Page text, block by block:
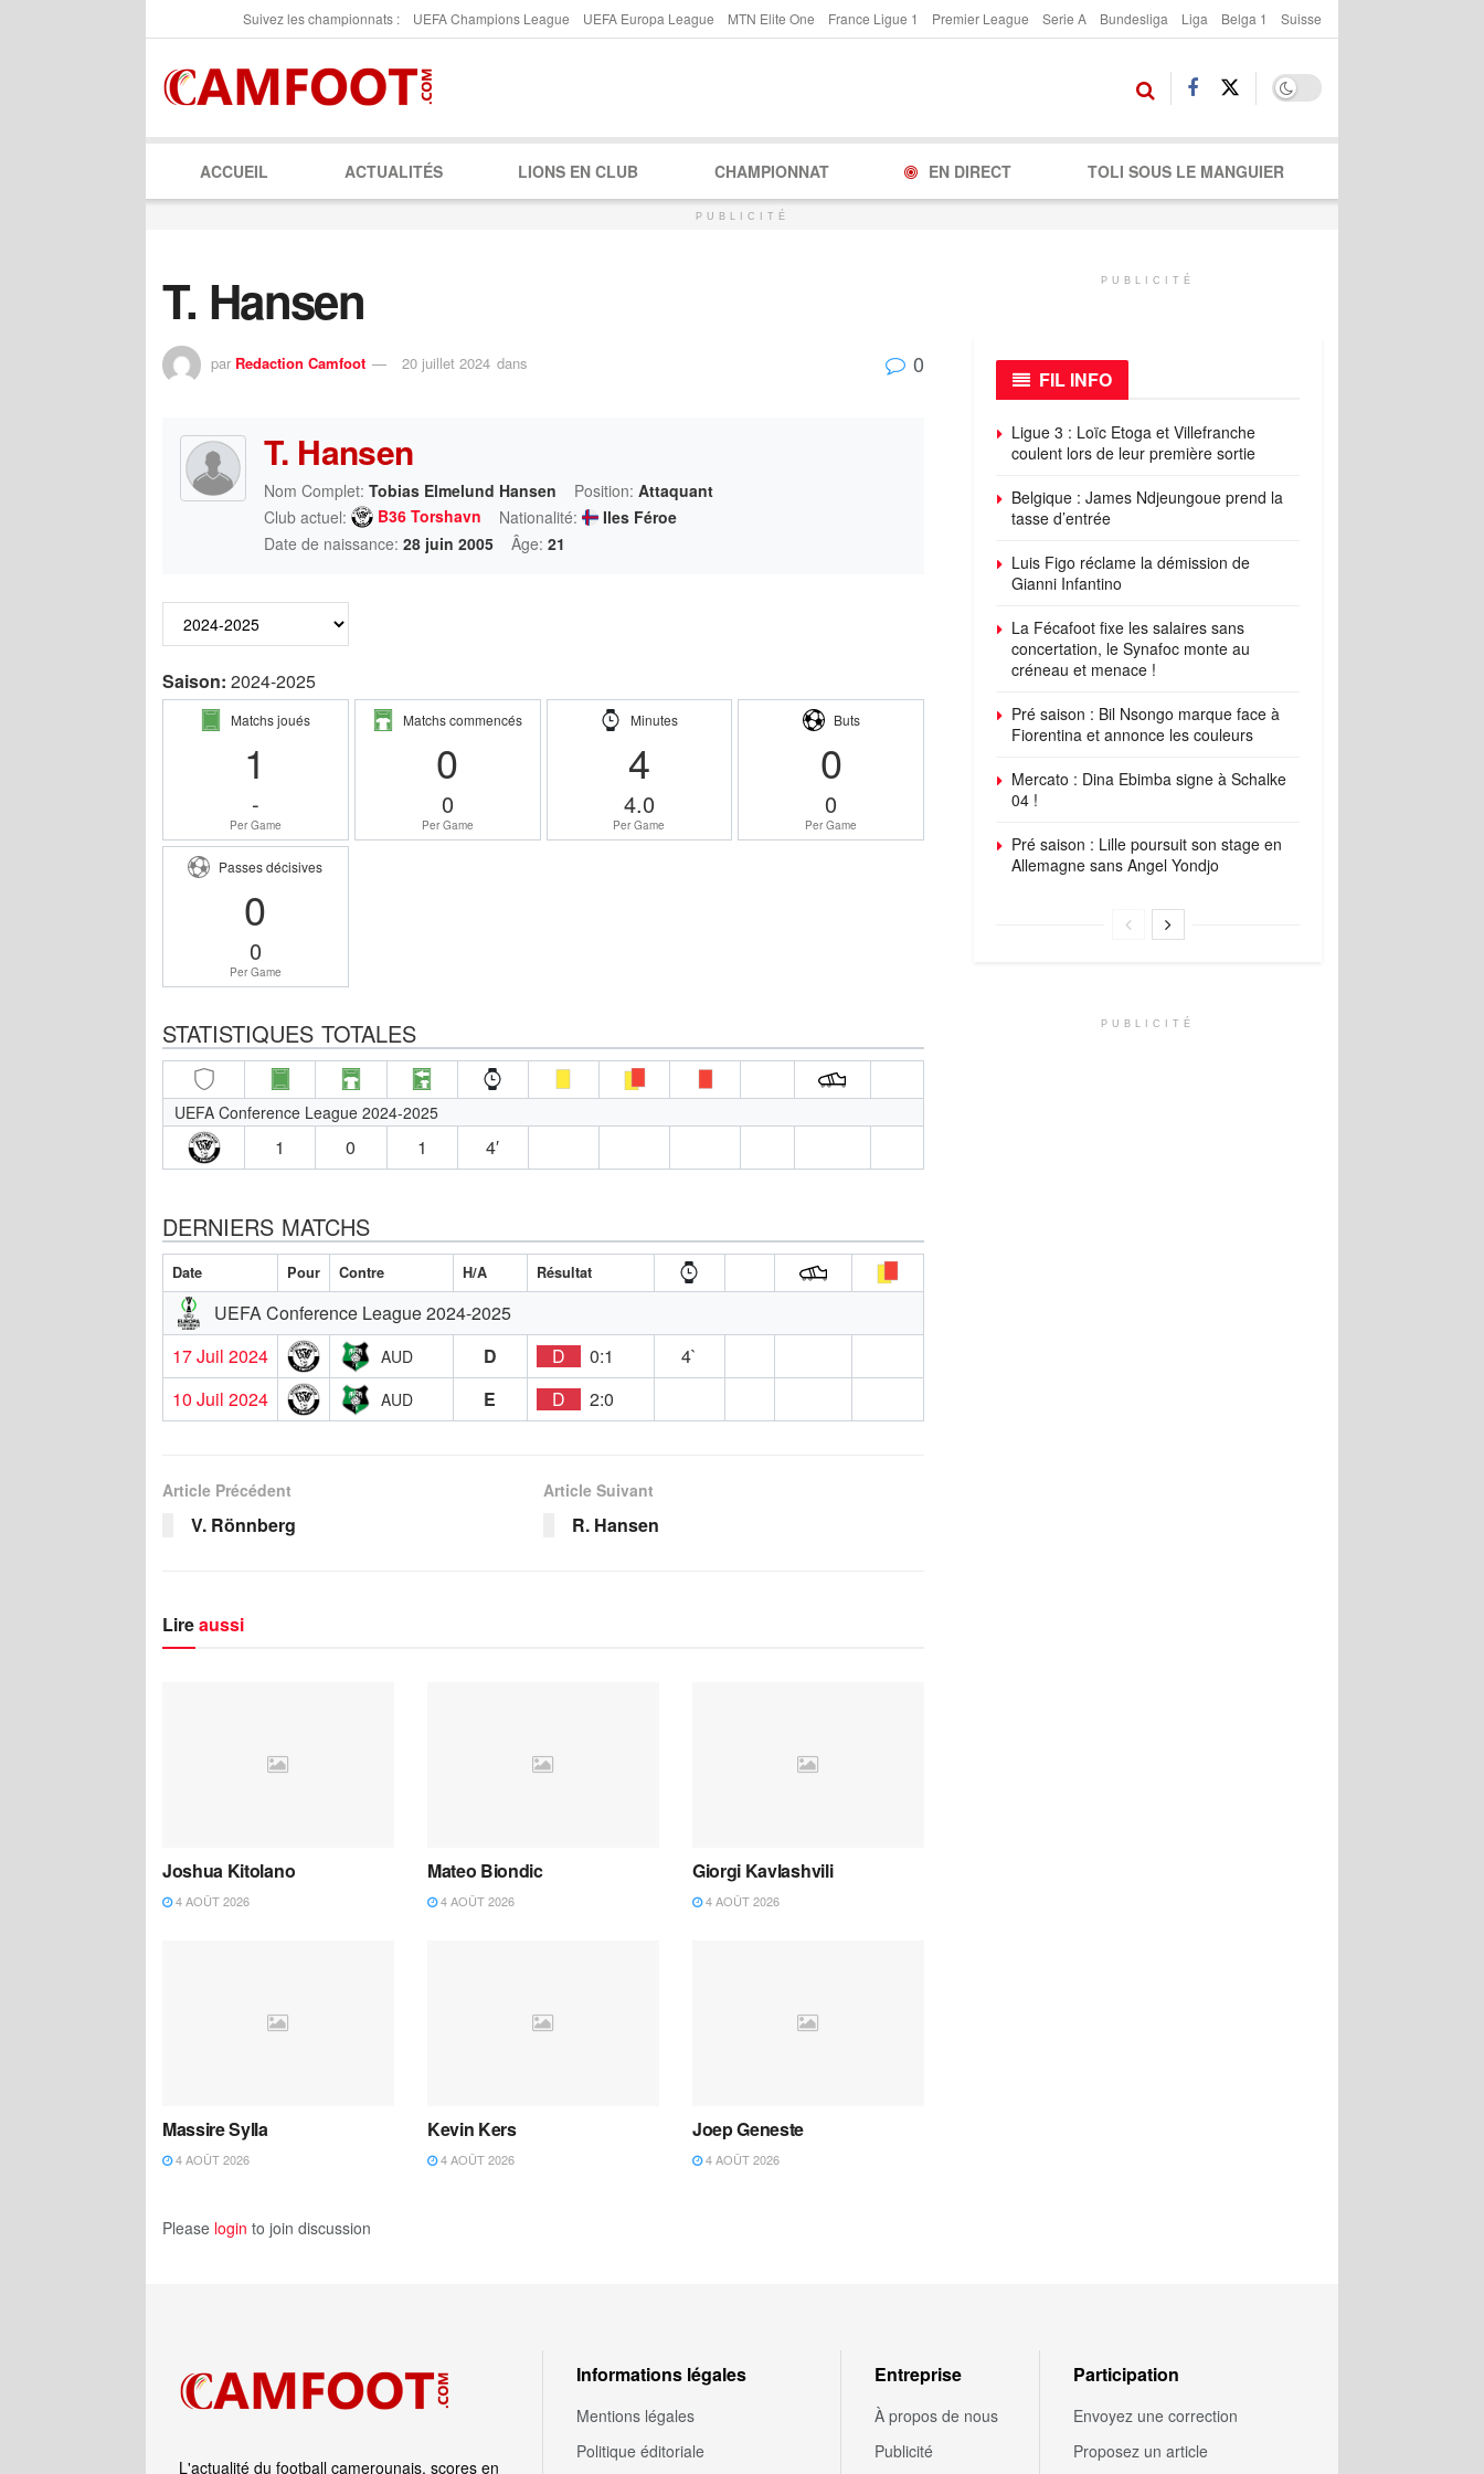
Suivez les championnats : UEFA Champions League UEFA Europa League MTN Elite One France Ligue 1 Premier League Serie A Bundesliga Liga Belga 1 Suisse
ACCUEIL ACTUALITÉS LIONS EN CLUB CHAMPIONNAT EN DIRECT TOLI SOUS LE MANGUIER
PUBLICITÉ
T. Hansen
par Redaction Camfoot 20 juillet 2024 dans 0
T. Hansen
Nom Complet: Tobias Elmelund Hansen Position: Attaquant
Club actuel:
B36 Torshavn Nationalité:
Iles Féroe
Date de naissance: 28 juin 2005 Âge: 21
Saison: 2024-2025
Matchs joués
1
-
Per Game
Matchs commencés
0
0
Per Game
Minutes
4
4.0
Per Game
Buts
0
0
Per Game
Passes décisives
0
0
Per Game
STATISTIQUES TOTALES
UEFA Conference League 2024-2025
1 0 1 4′
DERNIERS MATCHS
Date Pour Contre H/A Résultat
UEFA Conference League 2024-2025
17 Juil 2024
AUD D D 0:1
4`
10 Juil 2024
AUD E D 2:0
Article Précédent
V. Rönnberg
Article Suivant
R. Hansen
Lireaussi
Joshua Kitolano
4 AOÛT 2026
Mateo Biondic
4 AOÛT 2026
Giorgi Kavlashvili
4 AOÛT 2026
Massire Sylla
4 AOÛT 2026
Kevin Kers
4 AOÛT 2026
Joep Geneste
4 AOÛT 2026
Please login to join discussion
PUBLICITÉ
FIL INFO
Ligue 3 : Loïc Etoga et Villefranche
coulent lors de leur première sortie
Belgique : James Ndjeungoue prend la
tasse d’entrée
Luis Figo réclame la démission de
Gianni Infantino
La Fécafoot fixe les salaires sans
concertation, le Synafoc monte au
créneau et menace !
Pré saison : Bil Nsongo marque face à
Fiorentina et annonce les couleurs
Mercato : Dina Ebimba signe à Schalke
04 !
Pré saison : Lille poursuit son stage en
Allemagne sans Angel Yondjo
PUBLICITÉ
L'actualité du football camerounais, scores en
Informations légales
Mentions légales
Politique éditoriale
Entreprise
À propos de nous
Publicité
Participation
Envoyez une correction
Proposez un article